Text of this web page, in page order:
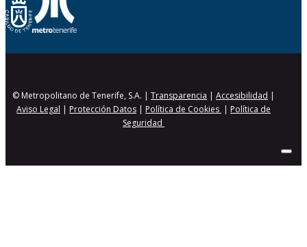
© Metropolitano de Tenerife, S.A. |Transparencia |Accesibilidad |
Aviso Legal | Protección Datos | Política de Cookies | Política de
Seguridad